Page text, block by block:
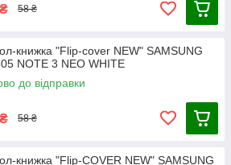
₴ 58 ₴
книжка "Flip-cover NEW" SAMSUNG
NOTE 3 NEO WHITE
до відправки
₴ 58 ₴
книжка "Flip-COVER NEW" SAMSUNG